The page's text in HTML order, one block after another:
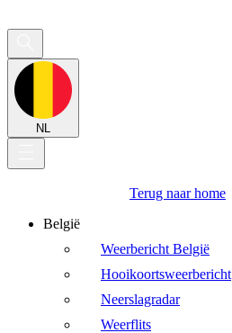
NL
Terug naar home
België
Weerbericht België
Hooikoortsweerbericht
Neerslagradar
Weerflits